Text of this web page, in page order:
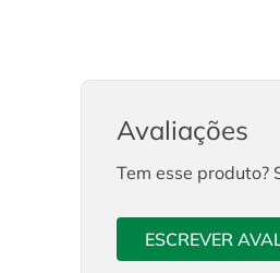
Avaliações
Tem esse produto?
ESCREVER